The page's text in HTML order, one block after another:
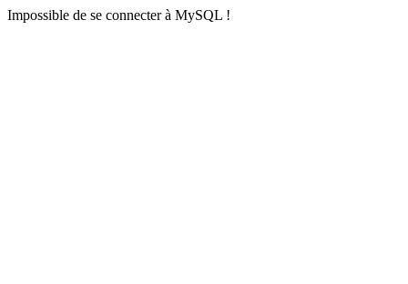
Impossible de se connecter à MySQL !